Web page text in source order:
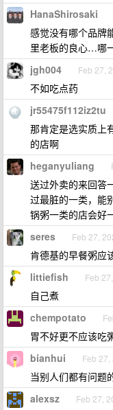
HanaShirosaki
感觉没有哪个品牌
里老板的良心…哪
jgh004 Feb 27,
不如吃点药
jr55475f112iz2tu
那肯定是选实质上
的店啊
heganyuliang
送过外卖的来回答
过最脏的一类，能
锅粥一类的店会好
seres Feb 27,
肯德基的早餐粥应
littiefish Feb
自己煮
chempotato
胃不好更不应该吃
bianhui Feb 27,
当别人们都有问题
alexsz Feb 27,